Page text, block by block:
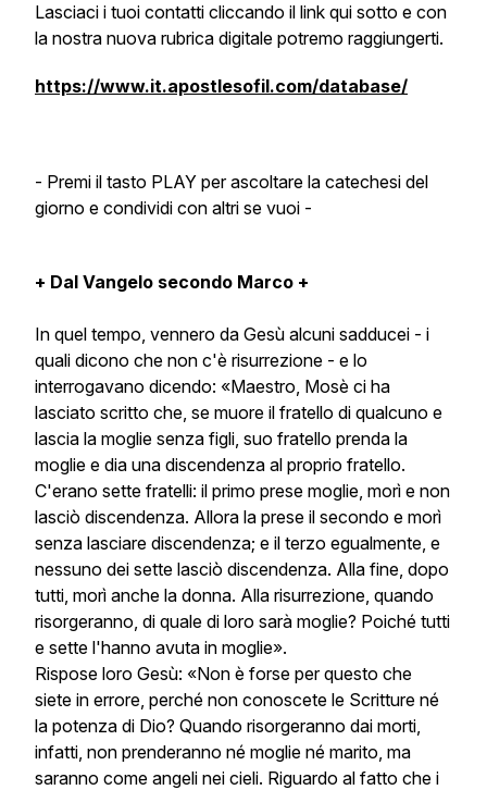
Lasciaci i tuoi contatti cliccando il link qui sotto e con
la nostra nuova rubrica digitale potremo raggiungerti.
https://www.it.apostlesofil.com/database/
- Premi il tasto PLAY per ascoltare la catechesi del
giorno e condividi con altri se vuoi -
+ Dal Vangelo secondo Marco +
In quel tempo, vennero da Gesù alcuni sadducei - i
quali dicono che non c'è risurrezione - e lo
interrogavano dicendo: «Maestro, Mosè ci ha
lasciato scritto che, se muore il fratello di qualcuno e
lascia la moglie senza figli, suo fratello prenda la
moglie e dia una discendenza al proprio fratello.
C'erano sette fratelli: il primo prese moglie, morì e non
lasciò discendenza. Allora la prese il secondo e morì
senza lasciare discendenza; e il terzo egualmente, e
nessuno dei sette lasciò discendenza. Alla fine, dopo
tutti, morì anche la donna. Alla risurrezione, quando
risorgeranno, di quale di loro sarà moglie? Poiché tutti
e sette l'hanno avuta in moglie».
Rispose loro Gesù: «Non è forse per questo che
siete in errore, perché non conoscete le Scritture né
la potenza di Dio? Quando risorgeranno dai morti,
infatti, non prenderanno né moglie né marito, ma
saranno come angeli nei cieli. Riguardo al fatto che i